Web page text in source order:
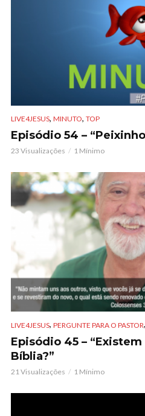
LIVE4JESUS, MINUTO, TOP
Episódio 54 –
23 Visualizações 1 Mínimo
LIVE4JESUS, PERGUNTE PARA O PASTOR,
Episódio 45 –
Bíblia?”
21 Visualizações 1 Mínimo